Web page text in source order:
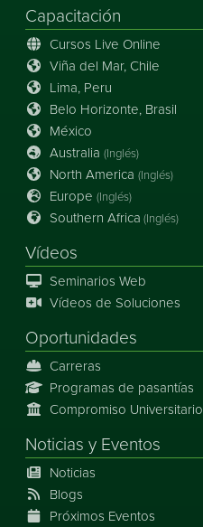
Capacitación
Cursos Live Online
Viña del Mar, Chile
Lima, Peru
Belo Horizonte, Brasil
México
Australia (Inglés)
North America (Inglés)
Europe (Inglés)
Southern Africa (Inglés)
Vídeos
Seminarios Web
Vídeos de Soluciones
Oportunidades
Carreras
Programas de pasantías
Compromiso Universitario
Noticias y Eventos
Noticias
Blogs
Próximos Eventos